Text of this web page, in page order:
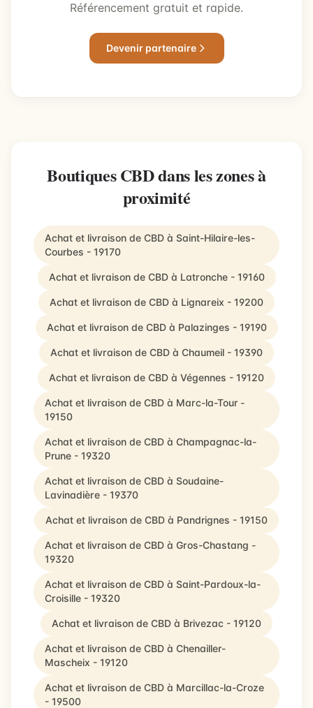
Référencement gratuit et rapide.
Devenir partenaire
Boutiques CBD dans les zones à
proximité
Achat et livraison de CBD à Saint-Hilaire-les-
Courbes - 19170
Achat et livraison de CBD à Latronche - 19160
Achat et livraison de CBD à Lignareix - 19200
Achat et livraison de CBD à Palazinges - 19190
Achat et livraison de CBD à Chaumeil - 19390
Achat et livraison de CBD à Végennes - 19120
Achat et livraison de CBD à Marc-la-Tour -
19150
Achat et livraison de CBD à Champagnac-la-
Prune - 19320
Achat et livraison de CBD à Soudaine-
Lavinadière - 19370
Achat et livraison de CBD à Pandrignes - 19150
Achat et livraison de CBD à Gros-Chastang -
19320
Achat et livraison de CBD à Saint-Pardoux-la-
Croisille - 19320
Achat et livraison de CBD à Brivezac - 19120
Achat et livraison de CBD à Chenailler-
Mascheix - 19120
Achat et livraison de CBD à Marcillac-la-Croze
- 19500